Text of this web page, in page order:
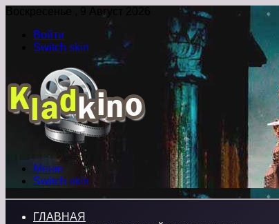
Воскресенье , 9 Август 2026
Войти
Switch skin
Меню
Switch skin
ГЛАВНАЯ